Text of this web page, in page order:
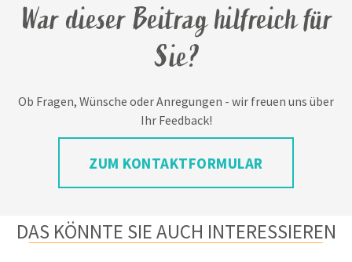
War dieser Beitrag hilfreich für
Sie?
Ob Fragen, Wünsche oder Anregungen - wir freuen uns über
Ihr Feedback!
ZUM KONTAKTFORMULAR
DAS KÖNNTE SIE AUCH INTERESSIEREN